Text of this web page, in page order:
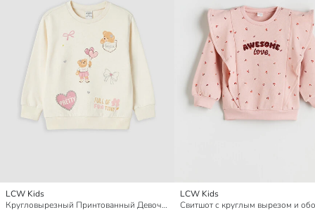
LCW Kids
Кругловырезный Принтованный Девочковый Толстый Свитшот
LCW Kids